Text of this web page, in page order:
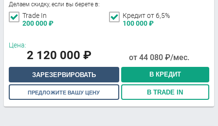
Делаем скидку, если вы берете в:
Trade In
200 000₽
Кредит от 6,5%
100 000₽
Цена:
2 120 000 ₽ от 44 080 ₽/мес.
ЗАРЕЗЕРВИРОВАТЬ В КРЕДИТ
ПРЕДЛОЖИТЕ ВАШУ ЦЕНУ В TRADE IN